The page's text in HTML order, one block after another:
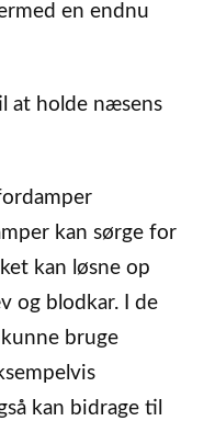
en endnu
at holde næsens
kan sørge for
kan løsne op
og blodkar. I de
bruge
kan bidrage til